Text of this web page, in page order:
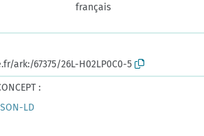
français
ark:/67375/26L-H02LP0C0-5
:
LD